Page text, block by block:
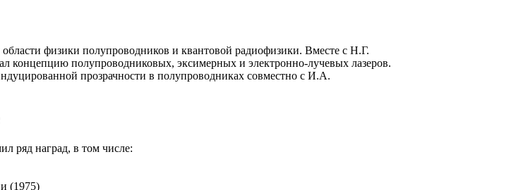
физики полупроводников и квантовой радиофизики. Вместе с Н.Г.
концепцию полупроводниковых, эксимерных и электронно-лучевых лазеров.
прозрачности в полупроводниках совместно с И.А.
ряд наград, в том числе:
(1975)